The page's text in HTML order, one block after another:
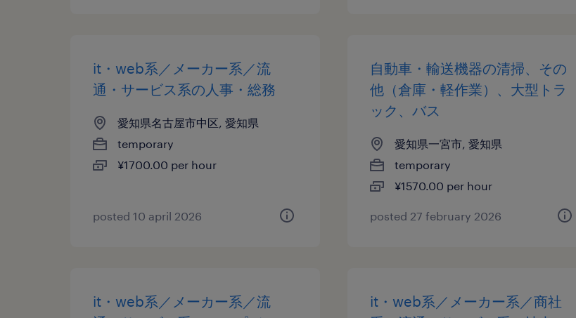
it・web系／メーカー系／流
通・サービス系の人事・総務
愛知県名古屋市中区, 愛知県
temporary
¥1700.00 per hour
posted 10 april 2026
自動車・輸送機器の清掃、その
他（倉庫・軽作業）、大型トラ
ック、バス
愛知県一宮市, 愛知県
temporary
¥1570.00 per hour
posted 27 february 2026
it・web系／メーカー系／流
it・web系／メーカー系／商社